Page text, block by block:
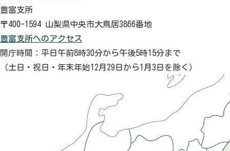
豊富支所
〒400-1594 山梨県中央市大鳥居3866番地
豊富支所へのアクセス
開庁時間：平日午前8時30分から午後5時15分まで
（土日・祝日・年末年始12月29日から1月3日を除く）